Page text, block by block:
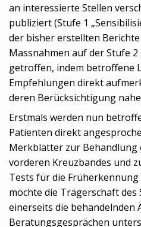
an interessierte Stellen
publiziert (Stufe 1
der bisher erstellten
Massnahmen auf der Stufe
getroffen, indem betroffene
Empfehlungen direkt
deren Berücksichtigung
Erstmals werden nun
Patienten direkt
Merkblätter zur Behandlung
vorderen Kreuzbandes und
Tests für die
möchte die Trägerschaft des
einerseits die behandelnden
Beratungsgesprächen